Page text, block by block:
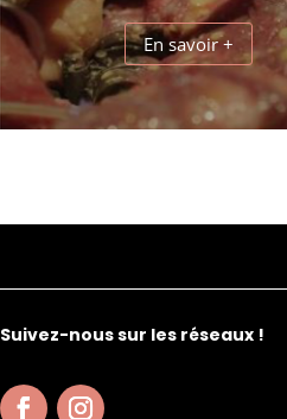
En savoir +
Suivez-nous sur les réseaux !